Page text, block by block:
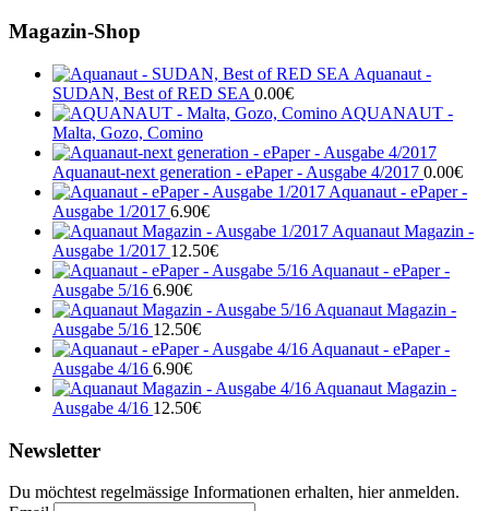
Magazin-Shop
Aquanaut -
SUDAN, Best of RED SEA 0.00€
AQUANAUT -
Malta, Gozo, Comino
Aquanaut-next generation - ePaper - Ausgabe 4/2017 0.00€
Aquanaut - ePaper -
Ausgabe 1/2017 6.90€
Aquanaut Magazin -
Ausgabe 1/2017 12.50€
Aquanaut - ePaper -
Ausgabe 5/16 6.90€
Aquanaut Magazin -
Ausgabe 5/16 12.50€
Aquanaut - ePaper -
Ausgabe 4/16 6.90€
Aquanaut Magazin -
Ausgabe 4/16 12.50€
Newsletter
Du möchtest regelmässige Informationen erhalten, hier anmelden.